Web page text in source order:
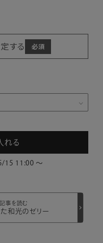
する
れる
15 11:00 〜
事を読む
和光のゼリー